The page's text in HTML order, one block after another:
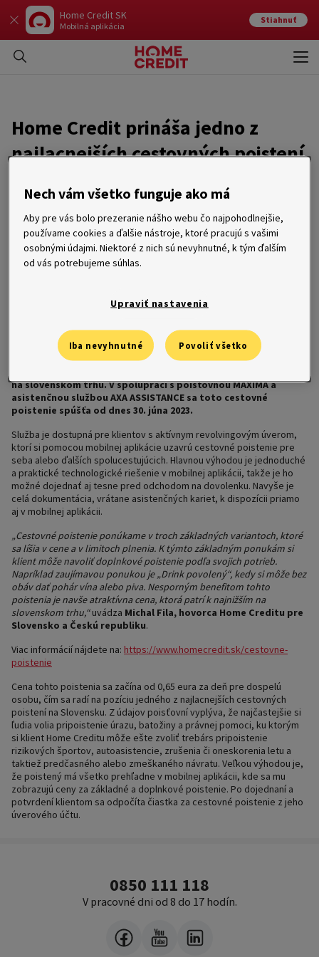
Home Credit SK
Mobilná aplikácia
Stiahnuť
Home Credit prináša jedno z
najlacnejších cestovných poistení
30. 06. 2023
Novinka sa dá dojednať na pár
atraktívnu novú službu. Na pár kliknutí si v mobilnej aplikácii
môžu klienti Home Creditu najnovšie dojednať už aj cestovné
poistenie. Novinka je pri cene poistenia od 65 centov na deň
na slovenskom trhu. V spolupráci s poisťovňou MAXIMA a
asistenčnou službou AXA ASSISTANCE sa toto cestovné
poistenie spúšťa od dnes 30. júna 2023.
Služba je dostupná pre klientov s aktívnym revolvingovým úverom,
ktorí si pomocou mobilnej aplikácie uzavrú cestovné poistenie pre
seba alebo ďalších spolucestujúcich. Hlavnou výhodou je jednoduché
a praktické technologické riešenie v mobilnej aplikácii, takže je ho
možné dojednať aj tesne pred odchodom na dovolenku. Navyše je
celá dokumentácia, vrátane asistenčných kariet, k dispozícii priamo
aj v mobilnej aplikácii.
„Cestovné poistenie ponúkame v troch základných variantoch, ktoré
sa líšia v cene a v limitoch plnenia. K týmto základným ponukám si
klient môže navoliť doplnkové poistenie podľa svojich potrieb.
Napríklad zaujímavou ponukou je „Drink povolený“, kedy si môže bez
obáv dať pohár vína alebo piva. Nesporným benefitom tohto
poistenia je navše atraktívna cena, ktorá patrí k najnižším na
slovenskom trhu,“uvádza Michal Fila, hovorca Home Creditu pre
Slovensko a Českú republiku.
Viac informácií nájdete na: https://www.homecredit.sk/cestovne-
poistenie
Cena tohto poistenia sa začína od 0,65 eura za deň pre dospelú
osobu, čím sa radí na pozíciu jedného z najlacnejších cestovných
poistení na Slovensku. Z údajov poisťovní vyplýva, že najčastejšie si
ľudia volia pripoistenie úrazu, batožiny a právnej pomoci, ku ktorým
si klient Home Creditu môže ešte zvoliť trebárs pripoistenie
rizikových športov, autoasistencie, zrušenia či oneskorenia letu a
taktiež predčasného alebo zmeškaného návratu. Veľkou výhodou je,
že poistený má všetko prehľadne v mobilnej aplikácii, kde sa mu
zobrazujú ceny za základné a doplnkové poistenie. Po dojednaní a
potvrdení klientom sa odpočíta čiastka za cestovné poistenie z jeho
úverového účtu.
0850 111 118
V pracovné dni od 8 do 17 hodín.
Nech vám všetko funguje ako má
Aby pre vás bolo prezeranie nášho webu čo najpohodlnejšie,
používame cookies a ďalšie nástroje, ktoré pracujú s vašimi
osobnými údajmi. Niektoré z nich sú nevyhnutné, k tým ďalším
od vás potrebujeme súhlas.
Upraviť nastavenia
Iba nevyhnutné Povoliť všetko